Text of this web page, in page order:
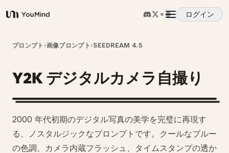
YouMind
ログイン
概要
ユースケース
プロンプト
プロンプト ›画像プロンプト ›SEEDREAM 4.5
Y2K デジタルカメラ自撮り
2000 年代初期のデジタル写真の美学を完璧に再現す
る、ノスタルジックなプロンプトです。クールなブルー
の色調、カメラ内蔵フラッシュ、タイムスタンプの透か